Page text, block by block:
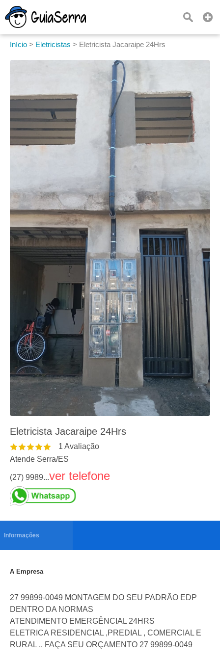
Início > Eletricistas > Eletricista Jacaraipe 24Hrs
Eletricista Jacaraipe 24Hrs
1 Avaliação
Atende Serra/ES
(27) 9989...ver telefone
Informações
A Empresa
27 99899-0049 MONTAGEM DO SEU PADRÃO EDP
DENTRO DA NORMAS
ATENDIMENTO EMERGÊNCIAL 24HRS
ELETRICA RESIDENCIAL ,PREDIAL , COMERCIAL E
RURAL .. FAÇA SEU ORÇAMENTO 27 99899-0049